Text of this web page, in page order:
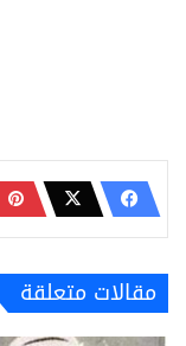
مقالات متعلقة